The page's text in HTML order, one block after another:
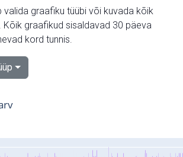
valida graafiku tüübi või kuvada kõik
graafikud sisaldavad 30 päeva
kord tunnis.